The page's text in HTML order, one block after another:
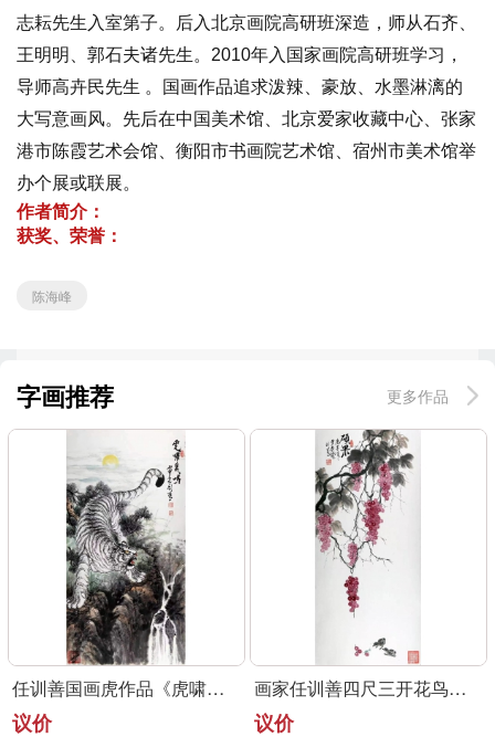
志耘先生入室第子。后入北京画院高研班深造，师从石齐、
王明明、郭石夫诸先生。 2010年入国家画院高研班学习，
导师高卉民先生 。国画作品追求泼辣、豪放、水墨淋漓的
大写意画风。先后在中国美术馆、北京爱家收藏中心、张家
港市陈霞艺术会馆、衡阳市书画院艺术馆、宿州市美术馆举
办个展或联展。
作者简介：
获奖、荣誉：
陈海峰
字画推荐 更多作品
任训善国画虎作品《虎啸泉鸣》四尺整张真迹
议价
画家任训善四尺三开花鸟画作品《硕果》
议价